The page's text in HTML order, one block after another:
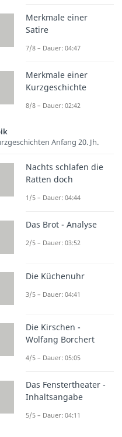
Merkmale einer
Satire
7/8 – Dauer: 04:47
Merkmale einer
Kurzgeschichte
8/8 – Dauer: 02:42
Anfang 20. Jh.
Nachts schlafen die
Ratten doch
1/5 – Dauer: 04:44
Das Brot - Analyse
2/5 – Dauer: 03:52
Die Küchenuhr
3/5 – Dauer: 04:41
Die Kirschen -
Wolfang Borchert
4/5 – Dauer: 05:05
Das Fenstertheater -
Inhaltsangabe
5/5 – Dauer: 04:11